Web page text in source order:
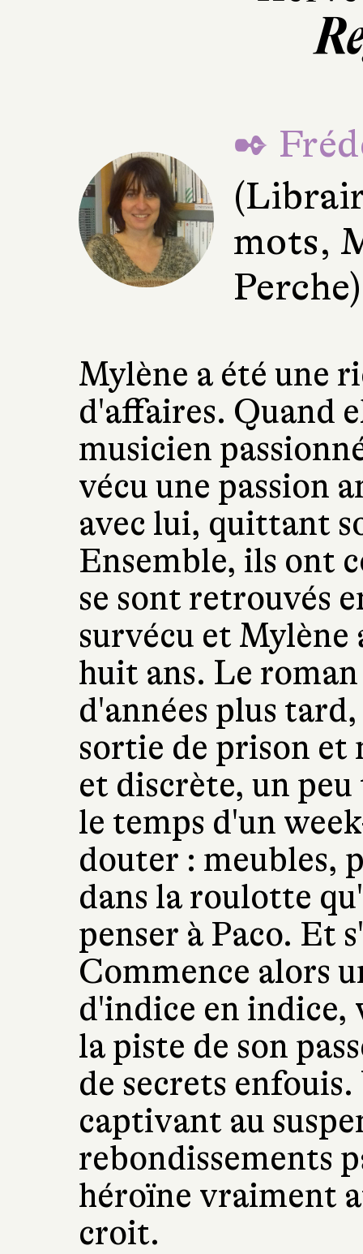
✒
mots,
Perche)
Mylène a été une
d'affaires. Quand
musicien
vécu une passion
avec lui, quittant
Ensemble, ils ont
se sont retrouvés
survécu et Mylène
huit ans. Le
d'années plus
sortie de prison et
et discrète, un
le temps d'un
douter : meubles,
dans la roulotte
penser à Paco. Et
Commence alors
d'indice en indice,
la piste de son
de secrets
captivant au
rebondissements
héroïne vraiment
croit.